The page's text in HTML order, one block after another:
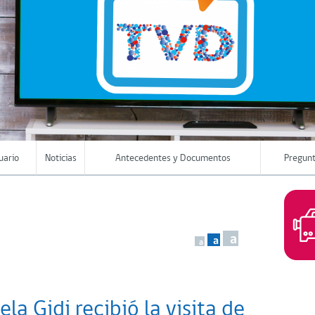
Noticias Antecedentes y Documentos
a a a
Gidi recibió la visita de